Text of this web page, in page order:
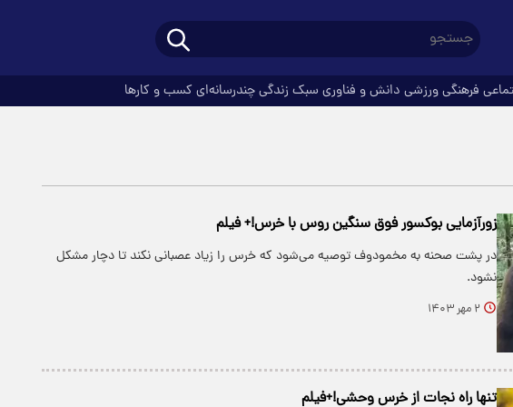
فرهنگیورزشی دانش و فناوری سبک زندگیچندرسانه‌ای کسب و کارها
زورآزمایی بوکسور فوق سنگین روس با خرس!+ فیلم
در پشت صحنه به مخمودوف توصیه می‌شود که خرس را زیاد عصبانی نکند تا دچار مشکل
نشود.
۲ مهر ۱۴۰۳
تنها راه نجات از خرس وحشی!+فیلم